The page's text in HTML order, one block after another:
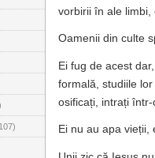
vorbirii în ale limbi,
Oamenii din culte
Ei fug de acest
formală, studiile
osificați, intrați într-
Ei nu au apa vieții,